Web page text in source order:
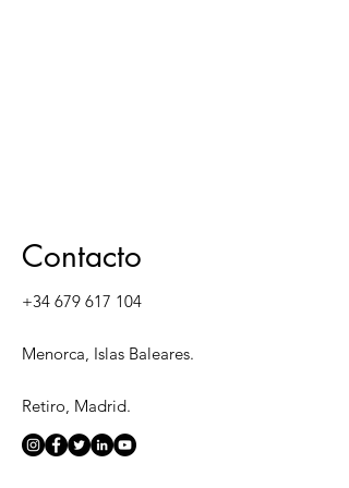
Contacto
+34 679 617 104
Menorca, Islas Baleares.
Retiro, Madrid.